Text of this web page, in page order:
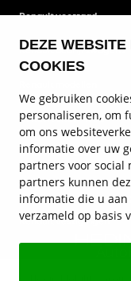
DEZE
COOKIES
We gebruiken
personaliseren, om
om ons
informatie over uw
partners voor social
partners kunnen
informatie die u
verzameld op basis
Renault voorraad
Renault bedrijfswagens
Renault onderhoud
Renault diensten
Service en contact
Renault vestigingen